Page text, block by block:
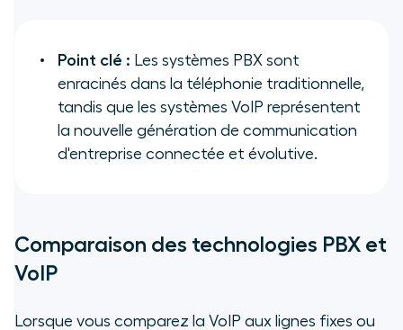
Point clé : Les systèmes PBX sont
enracinés dans la téléphonie traditionnelle,
tandis que les systèmes VoIP représentent
la nouvelle génération de communication
d'entreprise connectée et évolutive.
Comparaison des technologies PBX et
VoIP
Lorsque vous comparez la VoIP aux lignes fixes ou